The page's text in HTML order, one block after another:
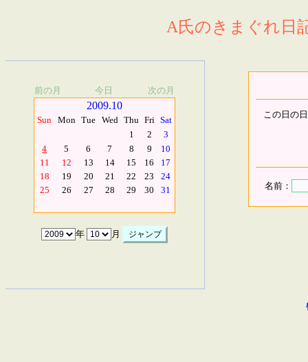
A氏のきまぐれ日
前の月 今日 次の月
2009.10
Sun Mon Tue Wed Thu Fri Sat
1
2
3
4
5 6 7 8 9
10
11
12 13 14 15 16
17
18
19 20 21 22 23
24
25
26 27 28 29 30 31
年 月
この日の
名前：